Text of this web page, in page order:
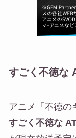
すごく不徳な
アニメ「不徳の
すごく不徳な